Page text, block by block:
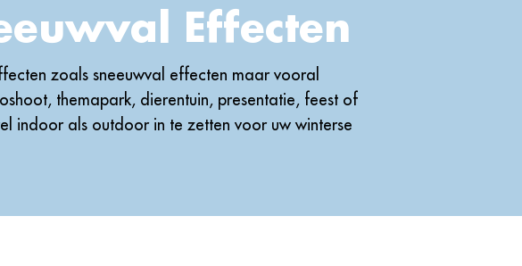
Effecten
zoals sneeuwval effecten maar vooral
themapark, dierentuin, presentatie, feest of
indoor als outdoor in te zetten voor uw winterse